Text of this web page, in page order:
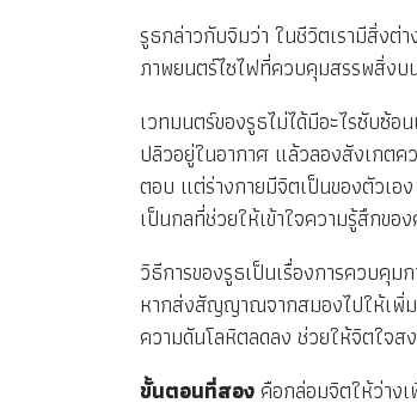
รูธกล่าวกับจิมว่า ในชีวิตเรามีสิ่งต่
ภาพยนตร์ไซไฟที่ควบคุมสรรพสิ่งบ
เวทมนตร์ของรูธไม่ได้มีอะไรซับซ้อ
ปลิวอยู่ในอากาศ แล้วลองสังเกตค
ตอบ แต่ร่างกายมีจิตเป็นของตัวเอ
เป็นกลที่ช่วยให้เข้าใจความรู้สึกข
วิธีการของรูธเป็นเรื่องการควบคุม
หากส่งสัญญาณจากสมองไปให้เพิ่ม
ความดันโลหิตลดลง ช่วยให้จิตใจส
ขั้นตอนที่สองคือกล่อมจิตให้ว่างเ